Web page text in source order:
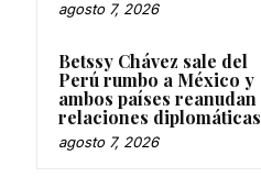
agosto 7, 2026
Betssy Chávez sale del
Perú rumbo a México y
ambos países reanudan
relaciones diplomáticas
agosto 7, 2026